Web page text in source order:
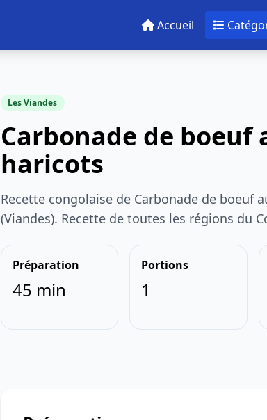
Accueil
Les Viandes
Carbonade de boeuf
haricots
Recette congolaise de Carbonade de boeuf
(Viandes). Recette de toutes les régions du
Préparation
45 min
Portions
1